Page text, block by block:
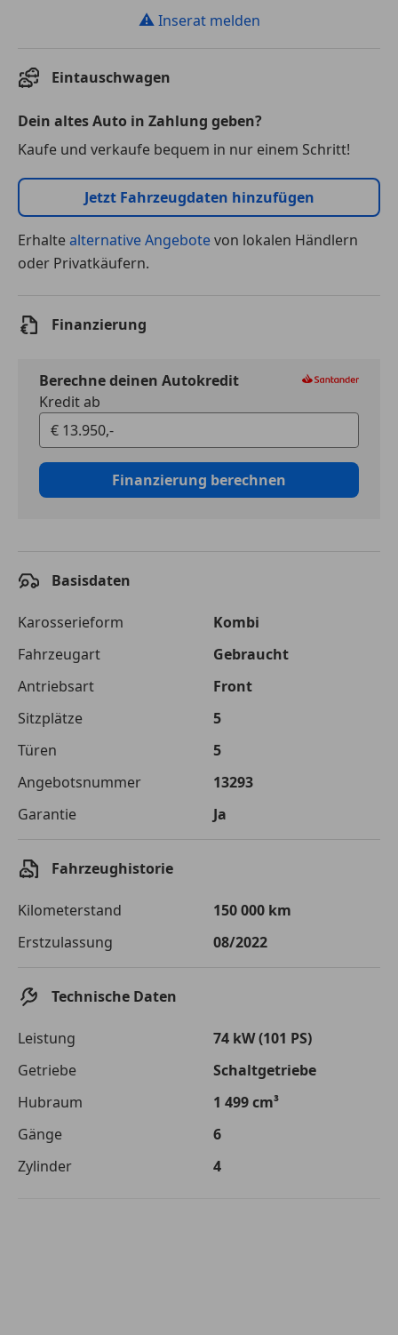
⚠ Inserat melden
Eintauschwagen
Dein altes Auto in Zahlung geben?
Kaufe und verkaufe bequem in nur einem Schritt!
Jetzt Fahrzeugdaten hinzufügen
Erhaltealternative Angebotevon lokalen Händlern
oder Privatkäufern.
Finanzierung
Berechne deinen Autokredit
Kredit ab
Finanzierung berechnen
Basisdaten
Karosserieform
Kombi
Fahrzeugart
Gebraucht
Antriebsart
Front
Sitzplätze
5
Türen
5
Angebotsnummer
13293
Garantie
Ja
Fahrzeughistorie
Kilometerstand
150 000 km
Erstzulassung
08/2022
Technische Daten
Leistung
74 kW (101 PS)
Getriebe
Schaltgetriebe
Hubraum
1 499 cm³
Gänge
6
Zylinder
4